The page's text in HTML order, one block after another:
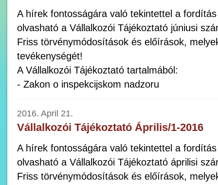
A hírek fontosságára való tekintettel a
olvasható a Vállalkozói Tájékoztató júniusi
Friss törvénymódosítások és előírások,
tevékenységét!
A Vállalkozói Tájékoztató tartalmából:
- Zakon o inspekcijskom nadzoru
2016. April 21.
Vállalkozói Tájékoztató Április/1-2016
A hírek fontosságára való tekintettel a
olvasható a Vállalkozói Tájékoztató áprilisi
Friss törvénymódosítások és előírások,